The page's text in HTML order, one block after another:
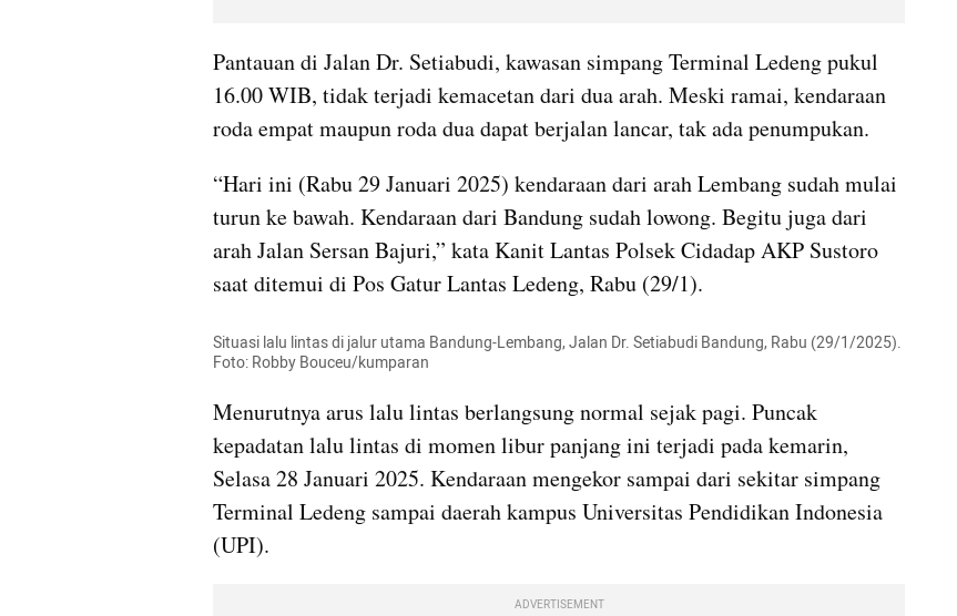
Pantauan di Jalan Dr. Setiabudi, kawasan simpang Terminal Ledeng pukul
16.00 WIB, tidak terjadi kemacetan dari dua arah. Meski ramai, kendaraan
roda empat maupun roda dua dapat berjalan lancar, tak ada penumpukan.
“Hari ini (Rabu 29 Januari 2025) kendaraan dari arah Lembang sudah mulai
turun ke bawah. Kendaraan dari Bandung sudah lowong. Begitu juga dari
arah Jalan Sersan Bajuri,” kata Kanit Lantas Polsek Cidadap AKP Sustoro
saat ditemui di Pos Gatur Lantas Ledeng, Rabu (29/1).
Situasi lalu lintas di jalur utama Bandung-Lembang, Jalan Dr. Setiabudi Bandung, Rabu (29/1/2025).
Foto: Robby Bouceu/kumparan
Menurutnya arus lalu lintas berlangsung normal sejak pagi. Puncak
kepadatan lalu lintas di momen libur panjang ini terjadi pada kemarin,
Selasa 28 Januari 2025. Kendaraan mengekor sampai dari sekitar simpang
Terminal Ledeng sampai daerah kampus Universitas Pendidikan Indonesia
(UPI).
ADVERTISEMENT